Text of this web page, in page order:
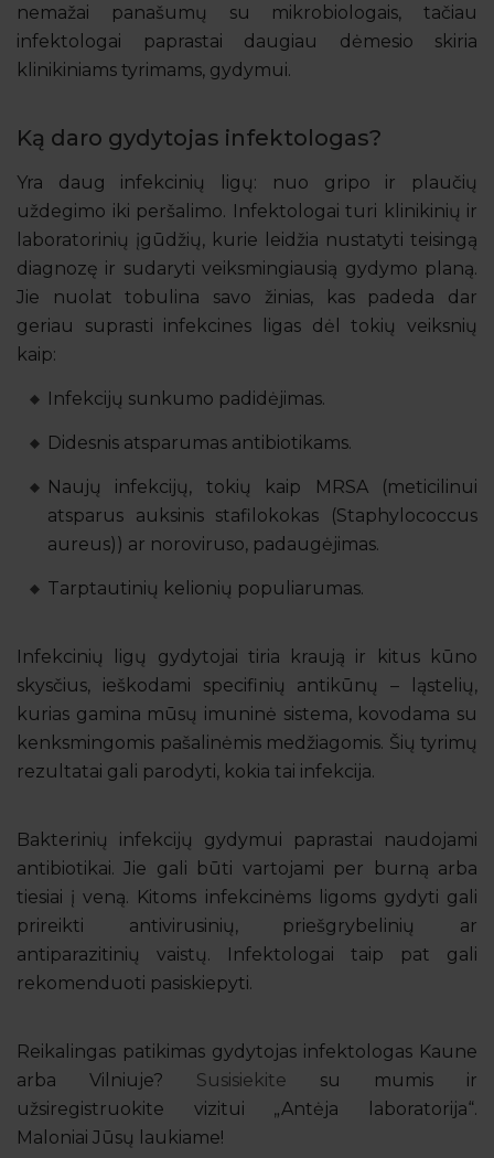
nemažai panašumų su mikrobiologais, tačiau
infektologai paprastai daugiau dėmesio skiria
klinikiniams tyrimams, gydymui.
Ką daro gydytojas infektologas?
Yra daug infekcinių ligų: nuo gripo ir plaučių
uždegimo iki peršalimo. Infektologai turi klinikinių ir
laboratorinių įgūdžių, kurie leidžia nustatyti teisingą
diagnozę ir sudaryti veiksmingiausią gydymo planą.
Jie nuolat tobulina savo žinias, kas padeda dar
geriau suprasti infekcines ligas dėl tokių veiksnių
kaip:
Infekcijų sunkumo padidėjimas.
Didesnis atsparumas antibiotikams.
Naujų infekcijų, tokių kaip MRSA (meticilinui
atsparus auksinis stafilokokas (Staphylococcus
aureus)) ar noroviruso, padaugėjimas.
Tarptautinių kelionių populiarumas.
Infekcinių ligų gydytojai tiria kraują ir kitus kūno
skysčius, ieškodami specifinių antikūnų – ląstelių,
kurias gamina mūsų imuninė sistema, kovodama su
kenksmingomis pašalinėmis medžiagomis. Šių tyrimų
rezultatai gali parodyti, kokia tai infekcija.
Bakterinių infekcijų gydymui paprastai naudojami
antibiotikai. Jie gali būti vartojami per burną arba
tiesiai į veną. Kitoms infekcinėms ligoms gydyti gali
prireikti antivirusinių, priešgrybelinių ar
antiparazitinių vaistų. Infektologai taip pat gali
rekomenduoti pasiskiepyti.
Reikalingas patikimas gydytojas infektologas Kaune
arba Vilniuje? Susisiekite su mumis ir
užsiregistruokite vizitui „Antėja laboratorija“.
Maloniai Jūsų laukiame!